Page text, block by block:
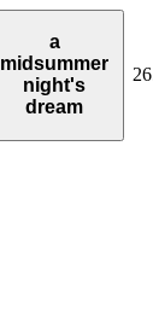
a
midsummer
night's
dream